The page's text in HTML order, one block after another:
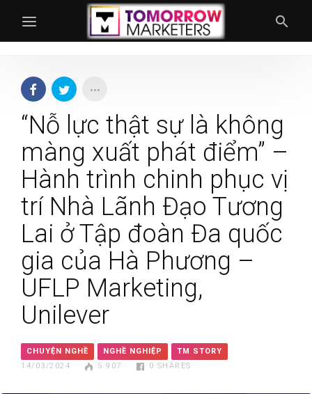
“Nỗ lực thật sự là không
màng xuất phát điểm” –
Hành trình chinh phục vị
trí Nhà Lãnh Đạo Tương
Lai ở Tập đoàn Đa quốc
gia của Hà Phương –
UFLP Marketing,
Unilever
CHUYỆN NGHỀ NGHỀ NGHIỆP
TM STORY
14/03/2024
5.907 0 SHARES